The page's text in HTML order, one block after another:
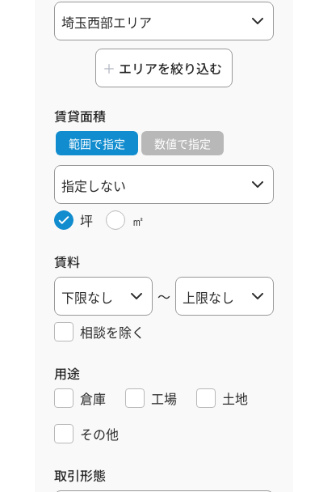
エリアを絞り込む
賃貸面積
範囲で指定 数値で指定
坪 ㎡
賃料
～
相談を除く
用途
倉庫
工場
土地
その他
取引形態